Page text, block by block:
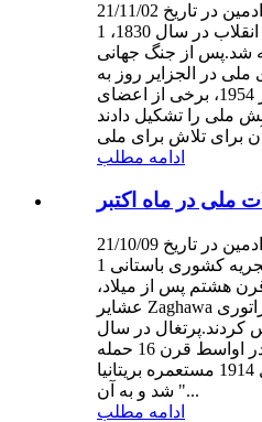
در تاریخ 21/11/02
1 نوامبر الجزایر-جشنواره انقلاب در سال 1830،
شد.پس از جنگ جهانی
ملی در الجزایر روز به
روز اوج گرفت.در اکتبر 1954، برخی از اعضای
ملی را تشکیل دادند
ادامه مطلب
ملی در ماه اکتبر
در تاریخ 21/10/09
1 اکتبر نیجریه-روز ملی نیجریه کشوری باستانی
هشتم پس از میلاد،
عشایر Zaghawa امپراتوری Kanem-Bornou را در
کردند.پرتغال در سال
1472 حمله کرد. بریتانیا در اواسط قرن 16 حمله
کرد.این کشور در سال 1914 مستعمره بریتانیا
شد و به آن "...
ادامه مطلب